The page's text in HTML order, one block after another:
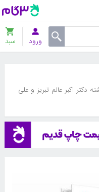
ورود سبد
اکبر عالم تبریز و علی